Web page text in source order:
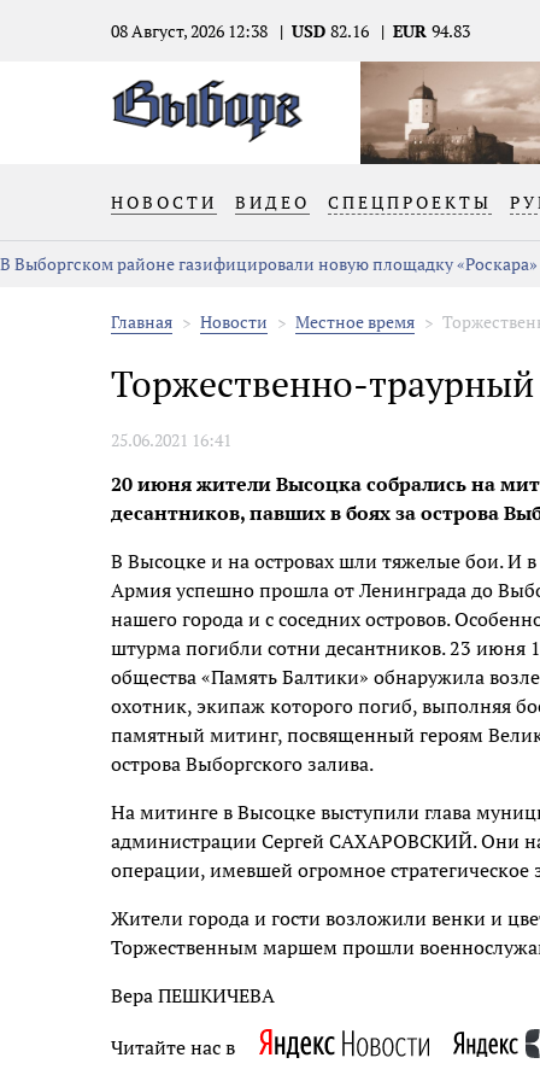
08 Август, 2026 12:38 USD 82.16 EUR 94.83
НОВОСТИ ВИДЕО СПЕЦПРОЕКТЫ
В Выборгском районе газифицировали новую площадку «Роскара»
Главная Новости Местное время
Торжественно-
25.06.2021 16:41
20 июня жители Высоцка собрались на
десантников, павших в боях за острова
В Высоцке и на островах шли тяжелые бои. И
Армия успешно прошла от Ленинграда до
нашего города и с соседних островов.
штурма погибли сотни десантников. 23 июня
общества «Память Балтики» обнаружила
охотник, экипаж которого погиб, выполняя
памятный митинг, посвященный героям
острова Выборгского залива.
На митинге в Высоцке выступили глава
администрации Сергей САХАРОВСКИЙ. Они
операции, имевшей огромное стратегическое
Жители города и гости возложили венки и
Торжественным маршем прошли
Вера ПЕШКИЧЕВА
Читайте нас в